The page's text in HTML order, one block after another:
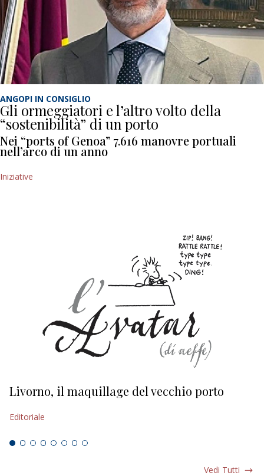
ANGOPI IN CONSIGLIO
Gli ormeggiatori e l’altro volto della
“sostenibilità” di un porto
Nei “ports of Genoa” 7.616 manovre portuali
nell’arco di un anno
Iniziative
Livorno, il maquillage del vecchio porto
Editoriale
Vedi Tutti